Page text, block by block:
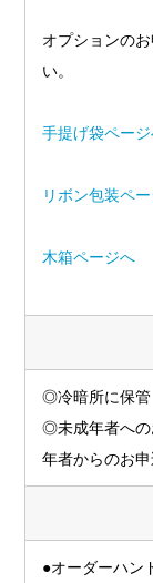
オプションの
い。
手提げ袋ペー
リボン包装ペ
木箱ページへ
◎冷暗所に保管
◎未成年者への
年者からのお申
●オーダーハン